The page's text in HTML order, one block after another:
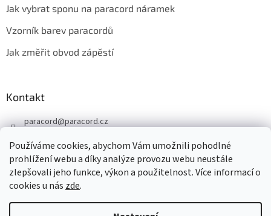
Používáme cookies, abychom Vám umožnili pohodlné
prohlížení webu a díky analýze provozu webu neustále
zlepšovali jeho funkce, výkon a použitelnost. Více informací o
cookies u nás zde.
Jak vybrat sponu na paracord náramek
Vzorník barev paracordů
Jak změřit obvod zápěstí
Kontakt
paracord@paracord.cz
+420 603 230 467
Sledujte nás také na facebooku
paracord.cz